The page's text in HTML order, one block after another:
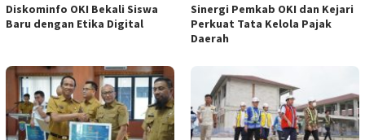
Diskominfo OKI Bekali Siswa
Baru dengan Etika Digital
Sinergi Pemkab OKI dan Kejari
Perkuat Tata Kelola Pajak
Daerah